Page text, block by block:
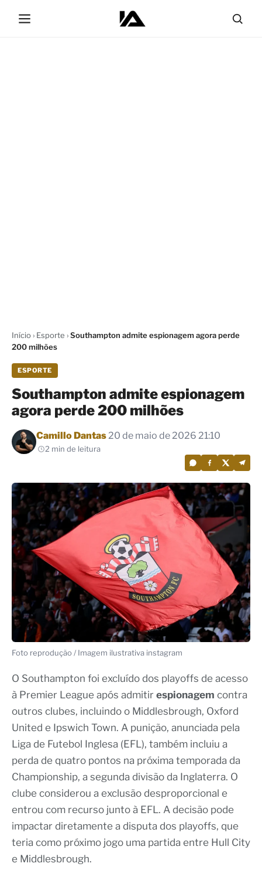
Início› Esporte ›Southampton admite espionagem agora perde
200 milhões
ESPORTE
Southampton admite espionagem
agora perde 200 milhões
Por
Camillo Dantas20 de maio de 2026 21:10
2 min de leitura
Foto reprodução / Imagem ilustrativa instagram
O Southampton foi excluído dos playoffs de acesso
à Premier League após admitir espionagem contra
outros clubes, incluindo o Middlesbrough, Oxford
United e Ipswich Town. A punição, anunciada pela
Liga de Futebol Inglesa (EFL), também incluiu a
perda de quatro pontos na próxima temporada da
Championship, a segunda divisão da Inglaterra. O
clube considerou a exclusão desproporcional e
entrou com recurso junto à EFL. A decisão pode
impactar diretamente a disputa dos playoffs, que
teria como próximo jogo uma partida entre Hull City
e Middlesbrough.